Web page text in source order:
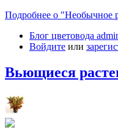
Подробнее о "Необычное
Блог цветовода
Войдите или
Вьющиеся